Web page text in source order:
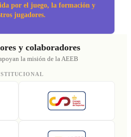
por el juego, la formación y
jugadores.
y colaboradores
la misión de la AEEB